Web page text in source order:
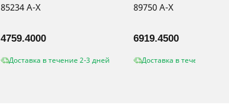
85234 A-X
4759.4000
Доставка в течение 2-3 дней
89750 A-X
6919.4500
Доставка в течение 2-3